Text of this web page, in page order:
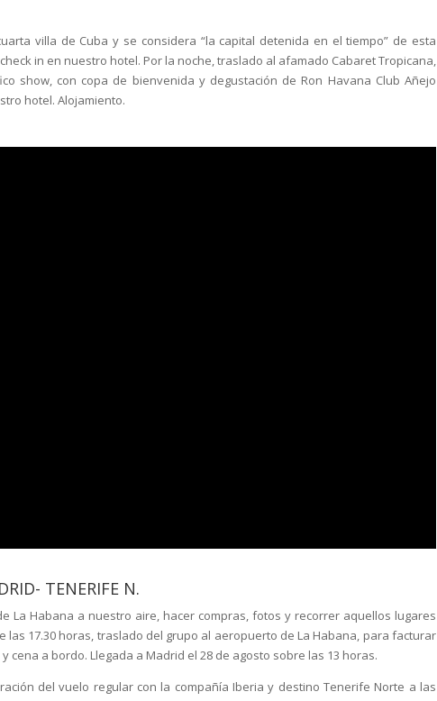
villa de Cuba y se considera “la capital detenida en el tiempo” de esta
in en nuestro hotel. Por la noche, traslado al afamado Cabaret Tropicana,
show, con copa de bienvenida y degustación de Ron Havana Club Añejo
hotel. Alojamiento.
TENERIFE N.
La Habana a nuestro aire, hacer compras, fotos y recorrer aquellos lugares
17.30 horas, traslado del grupo al aeropuerto de La Habana, para facturar
cena a bordo. Llegada a Madrid el 28 de agosto sobre las 13 horas.
del vuelo regular con la compañía Iberia y destino Tenerife Norte a las